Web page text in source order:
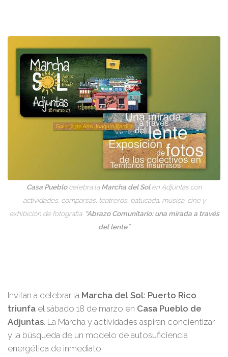
Casa Pueblocelebra laMarcha del Solen Adjuntas con
actividades, comparsas, teatreros, batucada, música, cine y
exhibición de fotografía“Abrazo Comunitario: una mirada a través
del lente”
Invitan a celebrar la Marcha del Sol: Puerto Rico
triunfa el sábado 18 de marzo en Casa Pueblo de
Adjuntas . La Marcha y actividades aspiran concientizar
y la búsqueda de un modelo de autosuficiencia
energética de inmediato.